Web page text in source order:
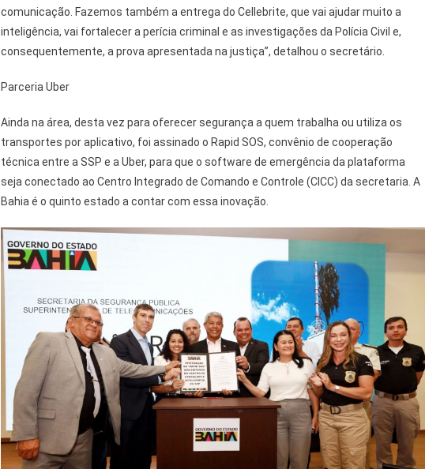
comunicação. Fazemos também a entrega do Cellebrite, que vai ajudar muito a
inteligência, vai fortalecer a perícia criminal e as investigações da Polícia Civil e,
consequentemente, a prova apresentada na justiça”, detalhou o secretário.
Parceria Uber
Ainda na área, desta vez para oferecer segurança a quem trabalha ou utiliza os
transportes por aplicativo, foi assinado o Rapid SOS, convênio de cooperação
técnica entre a SSP e a Uber, para que o software de emergência da plataforma
seja conectado ao Centro Integrado de Comando e Controle (CICC) da secretaria. A
Bahia é o quinto estado a contar com essa inovação.